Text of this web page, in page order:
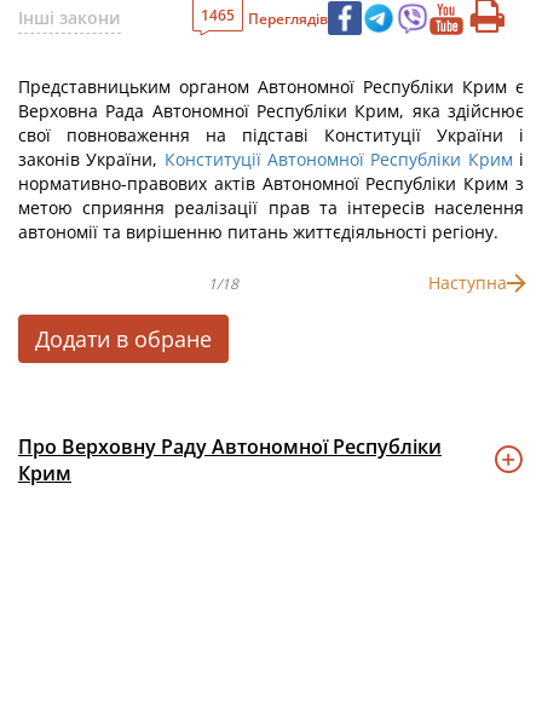
Інші закони
1465 Переглядів
Представницьким органом Автономної Республіки Крим є
Верховна Рада Автономної Республіки Крим, яка здійснює
свої повноваження на підставі Конституції України і
законів України, Конституції Автономної Республіки Крим і
нормативно-правових актів Автономної Республіки Крим з
метою сприяння реалізації прав та інтересів населення
автономії та вирішенню питань життєдіяльності регіону.
1/18 Наступна
Додати в обране
Про Верховну Раду Автономної Республіки
Крим